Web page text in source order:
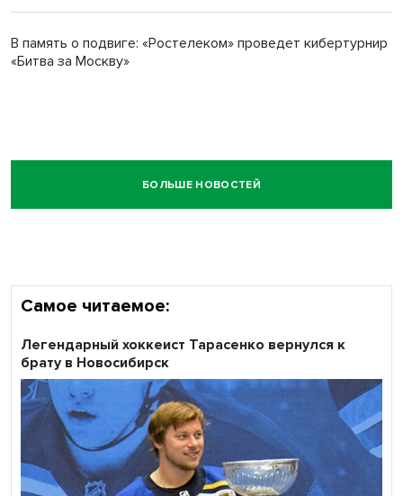
В память о подвиге: «Ростелеком» проведет кибертурнир
«Битва за Москву»
БОЛЬШЕ НОВОСТЕЙ
Самое читаемое:
Легендарный хоккеист Тарасенко вернулся к
брату в Новосибирск